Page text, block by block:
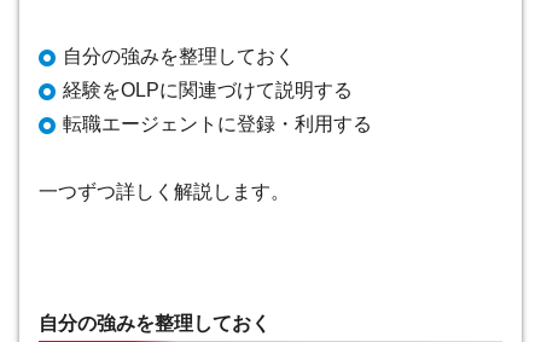
自分の強みを整理しておく
経験をOLPに関連づけて説明する
転職エージェントに登録・利用する
一つずつ詳しく解説します。
自分の強みを整理しておく